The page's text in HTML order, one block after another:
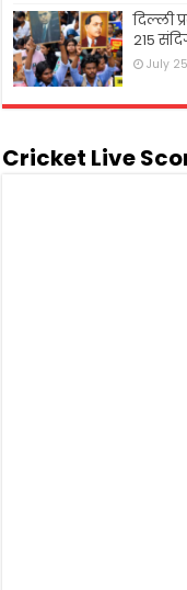
दिल्ली
215
July
Cricket Live